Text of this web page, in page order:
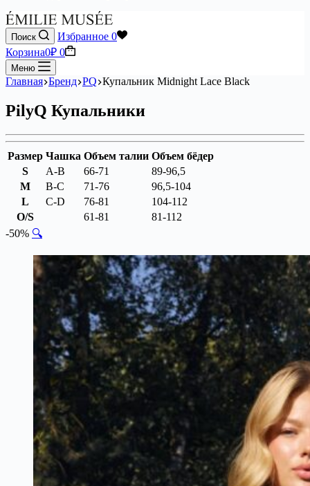
Поиск Избранное 0
Корзина0₽ 0
Меню
Главная Бренд PQ Купальник Midnight Lace Black
PilyQ Купальники
Размер Чашка Объем талии Объем бёдер
S
A-B 66-71
89-96,5
M
B-C 71-76
96,5-104
L
C-D 76-81
104-112
O/S
61-81
81-112
-50% 🔍